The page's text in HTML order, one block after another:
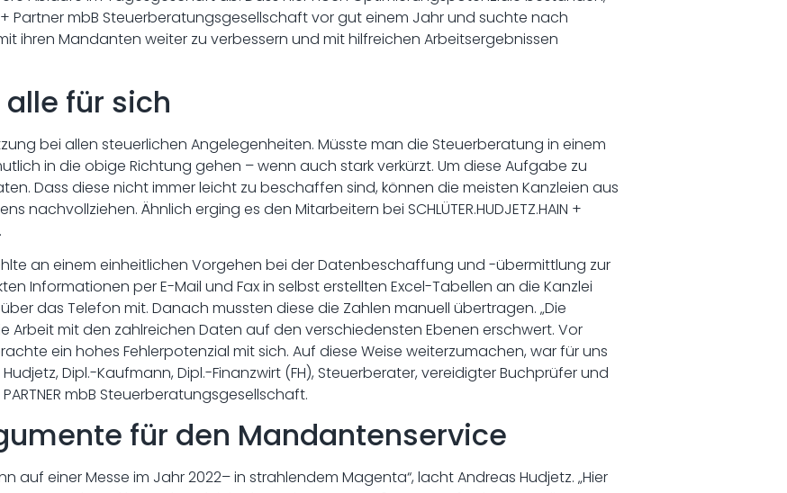
+ Partner mbB Steuerberatungsgesellschaft vor gut einem Jahr und suchte nach
ihren Mandanten weiter zu verbessern und mit hilfreichen Arbeitsergebnissen
für sich
bei allen steuerlichen Angelegenheiten. Müsste man die Steuerberatung in einem
in die obige Richtung gehen – wenn auch stark verkürzt. Um diese Aufgabe zu
Dass diese nicht immer leicht zu beschaffen sind, können die meisten Kanzleien aus
nachvollziehen. Ähnlich erging es den Mitarbeitern bei SCHLÜTER.HUDJETZ.HAIN +
an einem einheitlichen Vorgehen bei der Datenbeschaffung und -übermittlung zur
Informationen per E-Mail und Fax in selbst erstellten Excel-Tabellen an die Kanzlei
das Telefon mit. Danach mussten diese die Zahlen manuell übertragen. „Die
Arbeit mit den zahlreichen Daten auf den verschiedensten Ebenen erschwert. Vor
ein hohes Fehlerpotenzial mit sich. Auf diese Weise weiterzumachen, war für uns
Dipl.-Kaufmann, Dipl.-Finanzwirt (FH), Steuerberater, vereidigter Buchprüfer und
PARTNER mbB Steuerberatungsgesellschaft.
für den Mandantenservice
auf einer Messe im Jahr 2022– in strahlendem Magenta“, lacht Andreas Hudjetz. „Hier